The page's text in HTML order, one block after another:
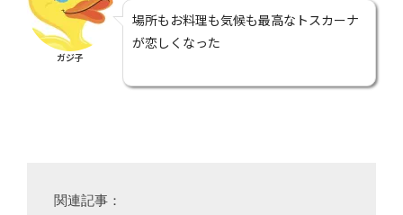
ガジ子
場所もお料理も気候も最高なトスカーナ
が恋しくなった
関連記事：